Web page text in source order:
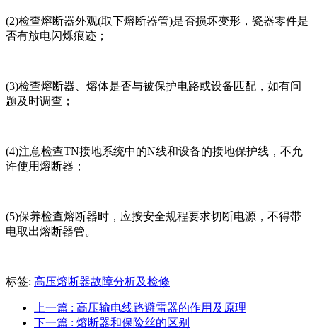
(2)检查熔断器外观(取下熔断器管)是否损坏变形，瓷器零件是
否有放电闪烁痕迹；
(3)检查熔断器、熔体是否与被保护电路或设备匹配，如有问
题及时调查；
(4)注意检查TN接地系统中的N线和设备的接地保护线，不允
许使用熔断器；
(5)保养检查熔断器时，应按安全规程要求切断电源，不得带
电取出熔断器管。
标签: 高压熔断器故障分析及检修
上一篇 : 高压输电线路避雷器的作用及原理
下一篇 : 熔断器和保险丝的区别